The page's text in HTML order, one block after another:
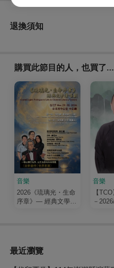
退換須知
購買此節目的人，也買了...
音樂
2026《琉璃光・生命
序章》— 經典文學清
音樂
【
－
最近瀏覽